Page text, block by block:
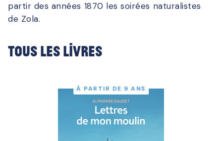
partir des années 1870 les soirées naturalistes
de Zola.
Tous les livres
À PARTIR DE 9 ANS